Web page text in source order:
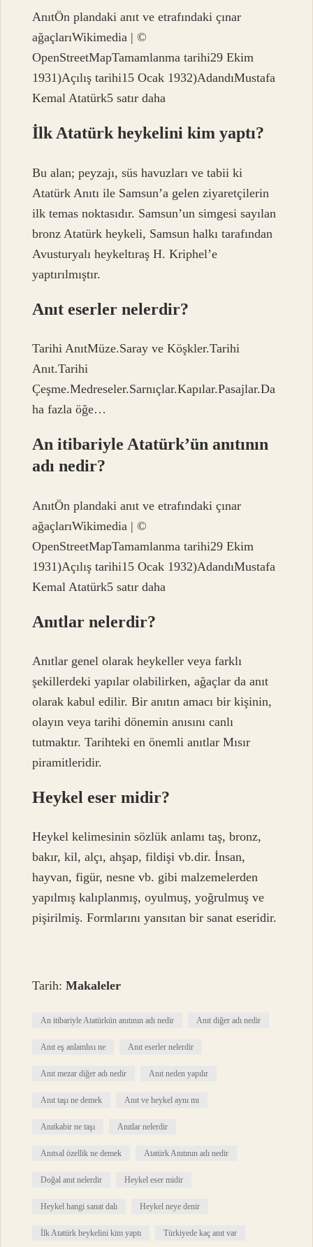
AnıtÖn plandaki anıt ve etrafındaki çınar
ağaçlarıWikimedia | ©
OpenStreetMapTamamlanma tarihi29 Ekim
1931)Açılış tarihi15 Ocak 1932)AdandıMustafa
Kemal Atatürk5 satır daha
İlk Atatürk heykelini kim yaptı?
Bu alan; peyzajı, süs havuzları ve tabii ki
Atatürk Anıtı ile Samsun’a gelen ziyaretçilerin
ilk temas noktasıdır. Samsun’un simgesi sayılan
bronz Atatürk heykeli, Samsun halkı tarafından
Avusturyalı heykeltıraş H. Kriphel’e
yaptırılmıştır.
Anıt eserler nelerdir?
Tarihi AnıtMüze.Saray ve Köşkler.Tarihi
Anıt.Tarihi
Çeşme.Medreseler.Sarnıçlar.Kapılar.Pasajlar.Da
ha fazla öğe…
An itibariyle Atatürk’ün anıtının
adı nedir?
AnıtÖn plandaki anıt ve etrafındaki çınar
ağaçlarıWikimedia | ©
OpenStreetMapTamamlanma tarihi29 Ekim
1931)Açılış tarihi15 Ocak 1932)AdandıMustafa
Kemal Atatürk5 satır daha
Anıtlar nelerdir?
Anıtlar genel olarak heykeller veya farklı
şekillerdeki yapılar olabilirken, ağaçlar da anıt
olarak kabul edilir. Bir anıtın amacı bir kişinin,
olayın veya tarihi dönemin anısını canlı
tutmaktır. Tarihteki en önemli anıtlar Mısır
piramitleridir.
Heykel eser midir?
Heykel kelimesinin sözlük anlamı taş, bronz,
bakır, kil, alçı, ahşap, fildişi vb.dir. İnsan,
hayvan, figür, nesne vb. gibi malzemelerden
yapılmış kalıplanmış, oyulmuş, yoğrulmuş ve
pişirilmiş. Formlarını yansıtan bir sanat eseridir.
Tarih:Makaleler
An itibariyle Atatürkün anıtının adı nedir Anıt diğer adı nedir
Anıt eş anlamlısı ne Anıt eserler nelerdir
Anıt mezar diğer adı nedir Anıt neden yapılır
Anıt taşı ne demek Anıt ve heykel aynı mı
Anıtkabir ne taşı Anıtlar nelerdir
Anıtsal özellik ne demek Atatürk Anıtının adı nedir
Doğal anıt nelerdir Heykel eser midir
Heykel hangi sanat dalı Heykel neye denir
İlk Atatürk heykelini kim yaptı Türkiyede kaç anıt var